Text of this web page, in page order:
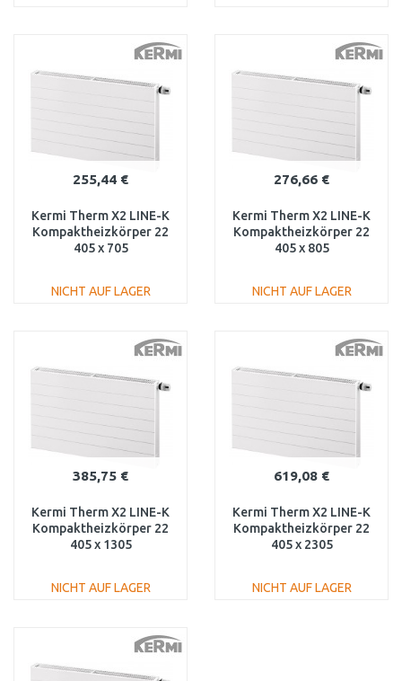
255,44 €
Kermi Therm X2 LINE-K
Kompaktheizkörper 22
405 x 705
NICHT AUF LAGER
276,66 €
Kermi Therm X2 LINE-K
Kompaktheizkörper 22
405 x 805
NICHT AUF LAGER
385,75 €
Kermi Therm X2 LINE-K
Kompaktheizkörper 22
405 x 1305
NICHT AUF LAGER
619,08 €
Kermi Therm X2 LINE-K
Kompaktheizkörper 22
405 x 2305
NICHT AUF LAGER